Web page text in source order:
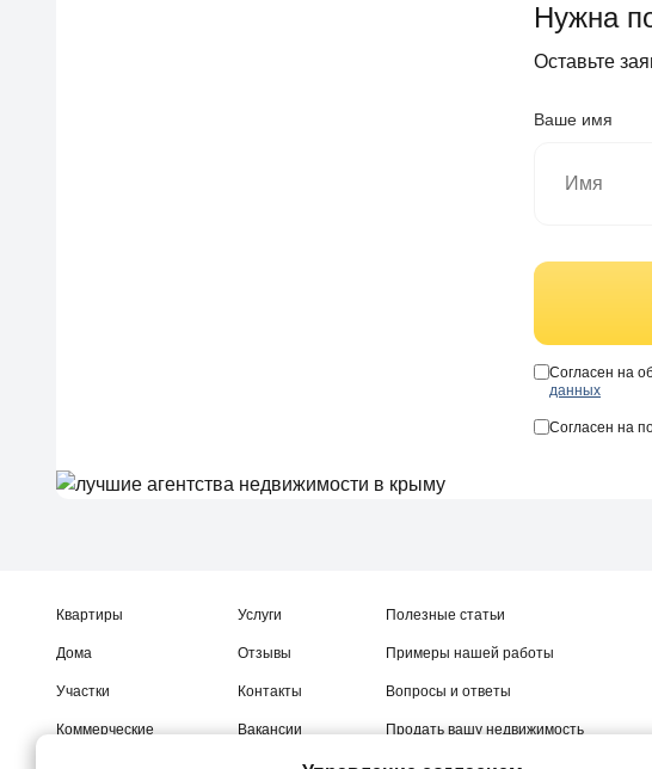
Нужна
Оставьте
Ваше имя
Согласен на
данных
Согласен на
Квартиры
Дома
Участки
Коммерческие
Услуги
Отзывы
Контакты
Вакансии
Полезные статьи
Примеры нашей работы
Вопросы и ответы
Продать вашу недвижимость